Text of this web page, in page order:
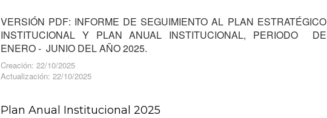
VERSIÓN PDF: INFORME DE SEGUIMIENTO AL PLAN ESTRATÉGICO
INSTITUCIONAL Y PLAN ANUAL INSTITUCIONAL, PERIODO DE
ENERO - JUNIO DEL AÑO 2025.
Creación: 22/10/2025
Actualización: 22/10/2025
Plan Anual Institucional 2025